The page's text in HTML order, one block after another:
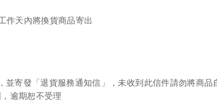
作天內將換貨商品寄出
寄發「退貨服務通知信」，未收到此信件請勿將商品
逾期恕不受理